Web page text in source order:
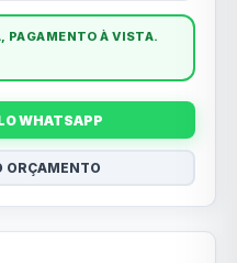
PAGAMENTO À VISTA.
WHATSAPP
ORÇAMENTO